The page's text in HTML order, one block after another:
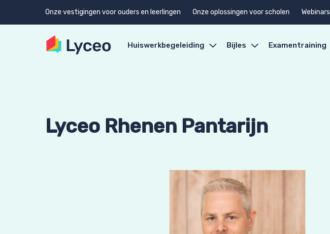
Onze vestigingen voor ouders en leerlingen Onze oplossingen voor scholen Webinars
Huiswerkbegeleiding Bijles Examentraining
Lyceo Rhenen Pantarijn